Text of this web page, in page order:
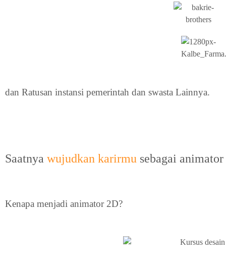
dan Ratusan instansi pemerintah dan swasta Lainnya.
Saatnya wujudkan karirmu sebagai
Kenapa menjadi animator 2D?